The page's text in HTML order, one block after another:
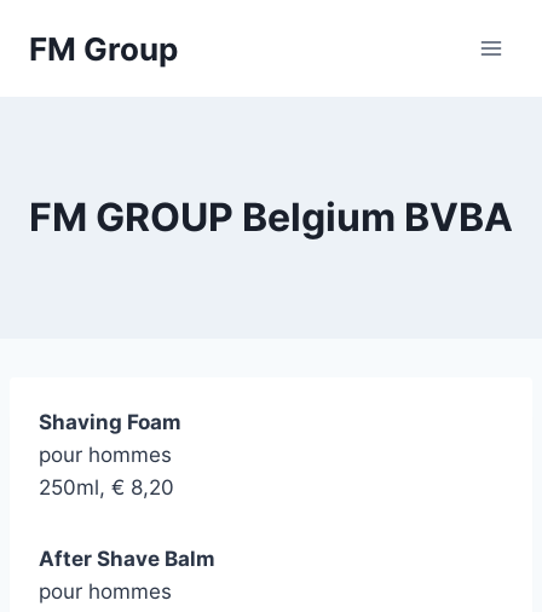
FM Group
FM GROUP Belgium BVBA
Shaving Foam
pour hommes
250ml, € 8,20
After Shave Balm
pour hommes